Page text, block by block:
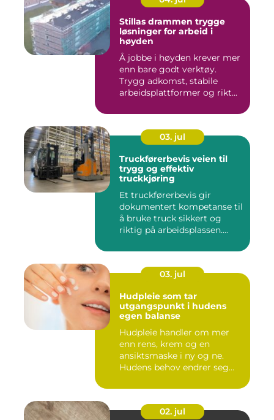
Stillas drammen trygge
løsninger for arbeid i
høyden
Å jobbe i høyden krever mer
enn bare godt verktøy.
Trygg adkomst, stabile
arbeidsplattformer og rikt...
03. jul
Truckførerbevis veien til
trygg og effektiv
truckkjøring
Et truckførerbevis gir
dokumentert kompetanse til
å bruke truck sikkert og
riktig på arbeidsplassen....
03. jul
Hudpleie som tar
utgangspunkt i hudens
egen balanse
Hudpleie handler om mer
enn rens, krem og en
ansiktsmaske i ny og ne.
Hudens behov endrer seg
02. jul